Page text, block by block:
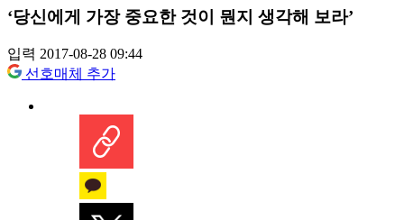
‘당신에게 가장 중요한 것이 뭔지 생각해 보라’
입력 2017-08-28 09:44
선호매체 추가